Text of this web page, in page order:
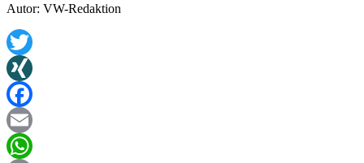
Autor: VW-Redaktion
Twitter
XING
Facebook
Email